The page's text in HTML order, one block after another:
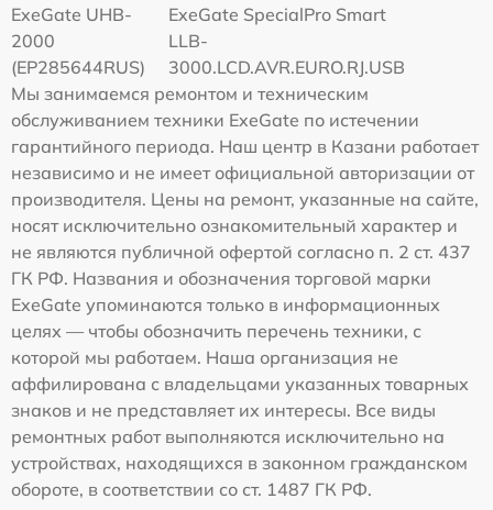
ExeGate UHB-
2000
(EP285644RUS)
ExeGate SpecialPro Smart
LLB-
3000.LCD.AVR.EURO.RJ.USB
Мы занимаемся ремонтом и техническим
обслуживанием техники ExeGate по истечении
гарантийного периода. Наш центр в Казани работает
независимо и не имеет официальной авторизации от
производителя. Цены на ремонт, указанные на сайте,
носят исключительно ознакомительный характер и
не являются публичной офертой согласно п. 2 ст. 437
ГК РФ. Названия и обозначения торговой марки
ExeGate упоминаются только в информационных
целях — чтобы обозначить перечень техники, с
которой мы работаем. Наша организация не
аффилирована с владельцами указанных товарных
знаков и не представляет их интересы. Все виды
ремонтных работ выполняются исключительно на
устройствах, находящихся в законном гражданском
обороте, в соответствии со ст. 1487 ГК РФ.